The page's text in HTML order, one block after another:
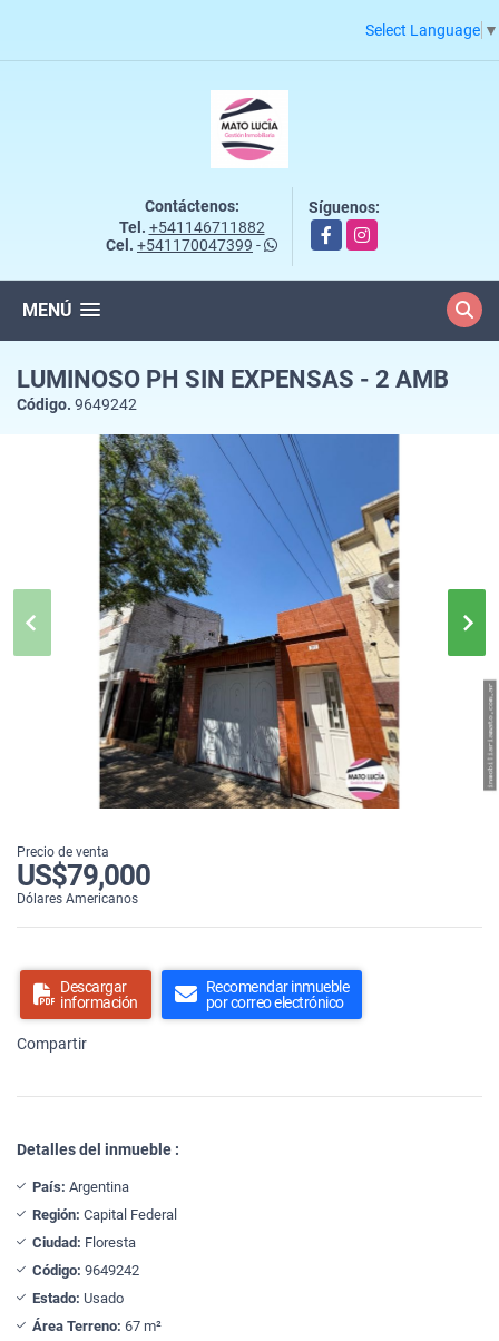
Select Language ▼
Contáctenos:
Tel. +541146711882
Cel. +541170047399 -
Síguenos:
FacebookInstagram
MENÚ
LUMINOSO PH SIN EXPENSAS - 2 AMB
Código. 9649242
Precio de venta
US$79,000
Dólares Americanos
Descargar
información
Recomendar inmueble
por correo electrónico
Compartir
Detalles del inmueble :
País: Argentina
Región: Capital Federal
Ciudad: Floresta
Código: 9649242
Estado: Usado
Área Terreno: 67 m²